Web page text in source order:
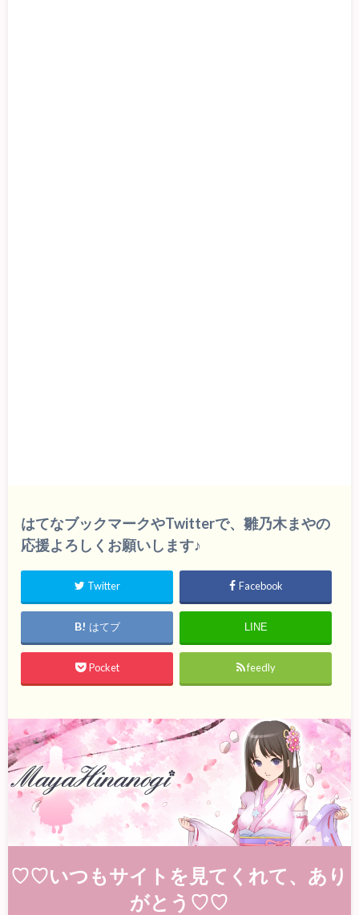
はてなブックマークやTwitterで、雛乃木まやの
応援よろしくお願いします♪
Twitter Facebook
はてブ LINE
Pocket feedly
♡♡いつもサイトを見てくれて、あり
がとう♡♡